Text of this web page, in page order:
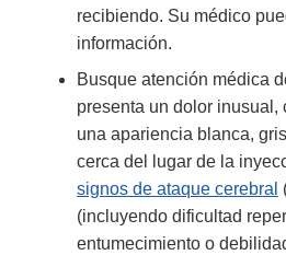
recibiendo. Su médico
información.
Busque atención médica
presenta un dolor inusual,
una apariencia blanca,
cerca del lugar de la
signos de ataque cerebral
(incluyendo dificultad
entumecimiento o